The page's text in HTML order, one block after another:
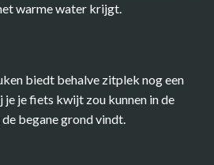
warme water krijgt.
biedt behalve zitplek nog een
je fiets kwijt zou kunnen in de
begane grond vindt.